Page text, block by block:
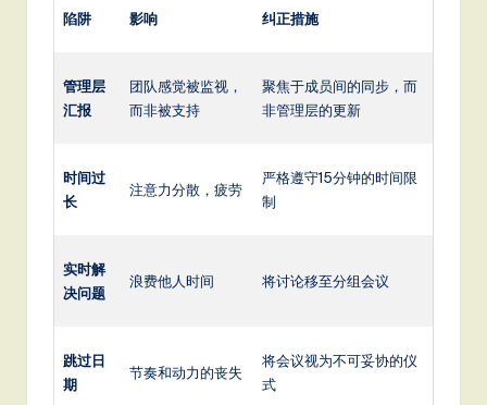
陷阱 影响 纠正措施
管理层
汇报
团队感觉被监视，
而非被支持
聚焦于成员间的同步，而
非管理层的更新
时间过
长
注意力分散，疲劳
严格遵守15分钟的时间限
制
实时解
决问题
浪费他人时间 将讨论移至分组会议
跳过日
期
节奏和动力的丧失
将会议视为不可妥协的仪
式